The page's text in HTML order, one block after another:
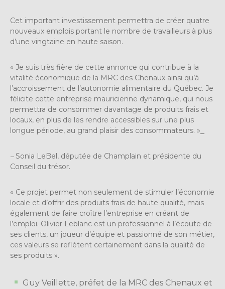
Cet important investissement permettra de créer quatre
nouveaux emplois portant le nombre de travailleurs à plus
d’une vingtaine en haute saison.
« Je suis très fière de cette annonce qui contribue à la
vitalité économique de la MRC des Chenaux ainsi qu’à
l’accroissement de l’autonomie alimentaire du Québec. Je
félicite cette entreprise mauricienne dynamique, qui nous
permettra de consommer davantage de produits frais et
locaux, en plus de les rendre accessibles sur une plus
longue période, au grand plaisir des consommateurs. »
– Sonia LeBel, députée de Champlain et présidente du
Conseil du trésor.
« Ce projet permet non seulement de stimuler l’économie
locale et d’offrir des produits frais de haute qualité, mais
également de faire croître l’entreprise en créant de
l’emploi. Olivier Leblanc est un professionnel à l’écoute de
ses clients, un joueur d’équipe et passionné de son métier,
ces valeurs se reflètent certainement dans la qualité de
ses produits ».
Guy Veillette, préfet de la MRC des Chenaux et